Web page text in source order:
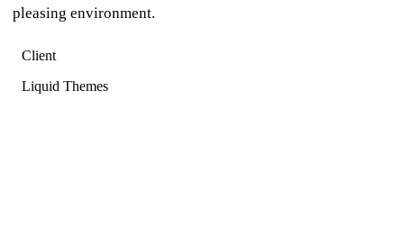
pleasing environment.
Client
Liquid Themes